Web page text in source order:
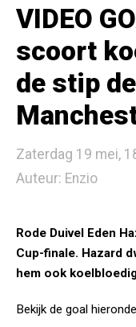
VIDEO
scoort
de stip
Zaterdag 19 mei,
Auteur: Enzio
Rode Duivel Eden
Cup-finale. Hazard
hem ook
Bekijk de goal